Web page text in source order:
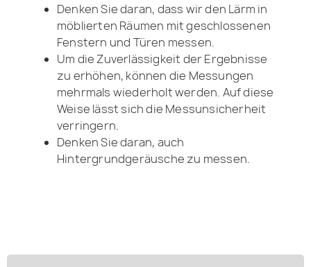
Denken Sie daran, dass wir den Lärm in
möblierten Räumen mit geschlossenen
Fenstern und Türen messen.
Um die Zuverlässigkeit der Ergebnisse
zu erhöhen, können die Messungen
mehrmals wiederholt werden. Auf diese
Weise lässt sich die Messunsicherheit
verringern.
Denken Sie daran, auch
Hintergrundgeräusche zu messen.